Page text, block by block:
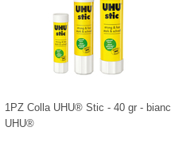
1PZ Colla UHU® Stic - 40 gr -
UHU®